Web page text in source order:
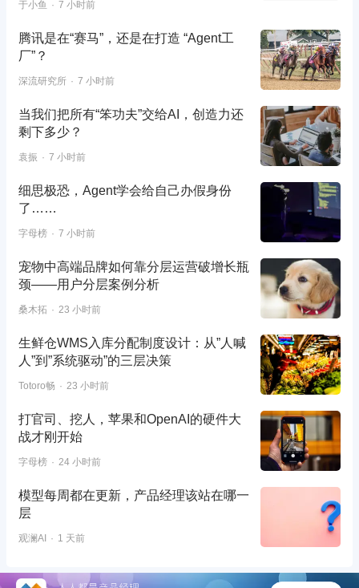
于小鱼 7 小时前
腾讯是在“赛马”，还是在打造 “Agent工
厂”？
深流研究所 7 小时前
当我们把所有“笨功夫”交给AI，创造力还
剩下多少？
袁振 7 小时前
细思极恐，Agent学会给自己办假身份
了……
字母榜 7 小时前
宠物中高端品牌如何靠分层运营破增长瓶
颈——用户分层案例分析
桑木拓 23 小时前
生鲜仓WMS入库分配制度设计：从”人喊
人”到”系统驱动”的三层决策
Totoro畅 23 小时前
打官司、挖人，苹果和OpenAI的硬件大
战才刚开始
字母榜 24 小时前
模型每周都在更新，产品经理该站在哪一
层
观澜AI 1 天前